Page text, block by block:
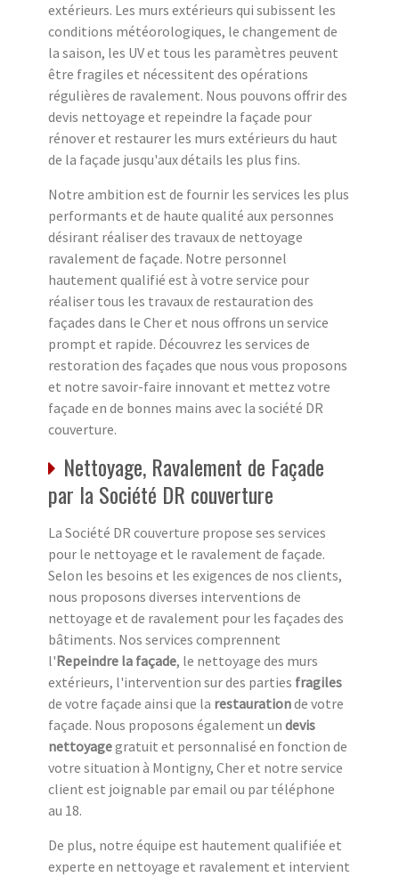
extérieurs. Les murs extérieurs qui subissent les
conditions météorologiques, le changement de
la saison, les UV et tous les paramètres peuvent
être fragiles et nécessitent des opérations
régulières de ravalement. Nous pouvons offrir des
devis nettoyage et repeindre la façade pour
rénover et restaurer les murs extérieurs du haut
de la façade jusqu'aux détails les plus fins.
Notre ambition est de fournir les services les plus
performants et de haute qualité aux personnes
désirant réaliser des travaux de nettoyage
ravalement de façade. Notre personnel
hautement qualifié est à votre service pour
réaliser tous les travaux de restauration des
façades dans le Cher et nous offrons un service
prompt et rapide. Découvrez les services de
restoration des façades que nous vous proposons
et notre savoir-faire innovant et mettez votre
façade en de bonnes mains avec la société DR
couverture.
Nettoyage, Ravalement de Façade
par la Société DR couverture
La Société DR couverture propose ses services
pour le nettoyage et le ravalement de façade.
Selon les besoins et les exigences de nos clients,
nous proposons diverses interventions de
nettoyage et de ravalement pour les façades des
bâtiments. Nos services comprennent
l'Repeindre la façade, le nettoyage des murs
extérieurs, l'intervention sur des parties fragiles
de votre façade ainsi que la restaurationde votre
façade. Nous proposons également un devis
nettoyagegratuit et personnalisé en fonction de
votre situation à Montigny, Cher et notre service
client est joignable par email ou par téléphone
au 18.
De plus, notre équipe est hautement qualifiée et
experte en nettoyage et ravalement et intervient